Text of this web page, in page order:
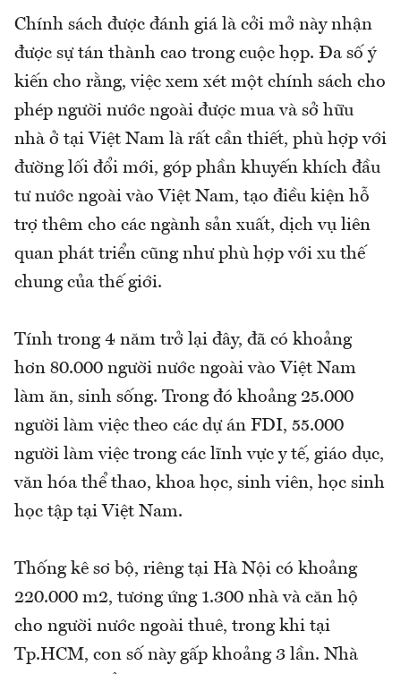
Chính sách được đánh giá là cởi mở này nhận
được sự tán thành cao trong cuộc họp. Đa số ý
kiến cho rằng, việc xem xét một chính sách cho
phép người nước ngoài được mua và sở hữu
nhà ở tại Việt Nam là rất cần thiết, phù hợp với
đường lối đổi mới, góp phần khuyến khích đầu
tư nước ngoài vào Việt Nam, tạo điều kiện hỗ
trợ thêm cho các ngành sản xuất, dịch vụ liên
quan phát triển cũng như phù hợp với xu thế
chung của thế giới.
Tính trong 4 năm trở lại đây, đã có khoảng
hơn 80.000 người nước ngoài vào Việt Nam
làm ăn, sinh sống. Trong đó khoảng 25.000
người làm việc theo các dự án FDI, 55.000
người làm việc trong các lĩnh vực y tế, giáo dục,
văn hóa thể thao, khoa học, sinh viên, học sinh
học tập tại Việt Nam.
Thống kê sơ bộ, riêng tại Hà Nội có khoảng
220.000 m2, tương ứng 1.300 nhà và căn hộ
cho người nước ngoài thuê, trong khi tại
Tp.HCM, con số này gấp khoảng 3 lần. Nhà